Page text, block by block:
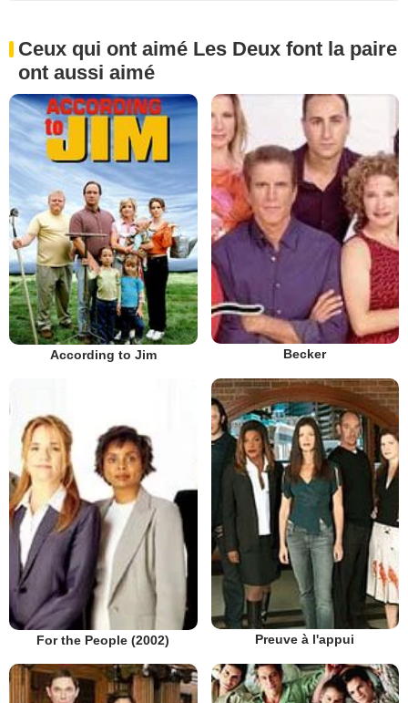
Ceux qui ont aimé Les Deux font la paire
ont aussi aimé
According to Jim Becker
For the People (2002) Preuve à l'appui